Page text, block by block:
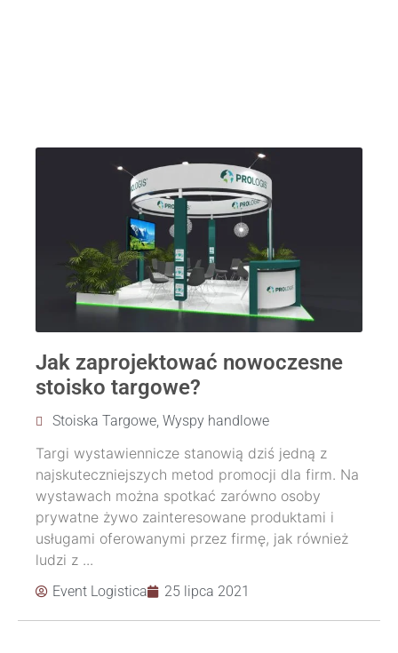
Jak zaprojektować nowoczesne
stoisko targowe?
Stoiska Targowe Wyspy handlowe
Targi wystawiennicze stanowią dziś jedną z
najskuteczniejszych metod promocji dla firm. Na
wystawach można spotkać zarówno osoby
prywatne żywo zainteresowane produktami i
usługami oferowanymi przez firmę, jak również
ludzi z ...
Event Logistica 25 lipca 2021